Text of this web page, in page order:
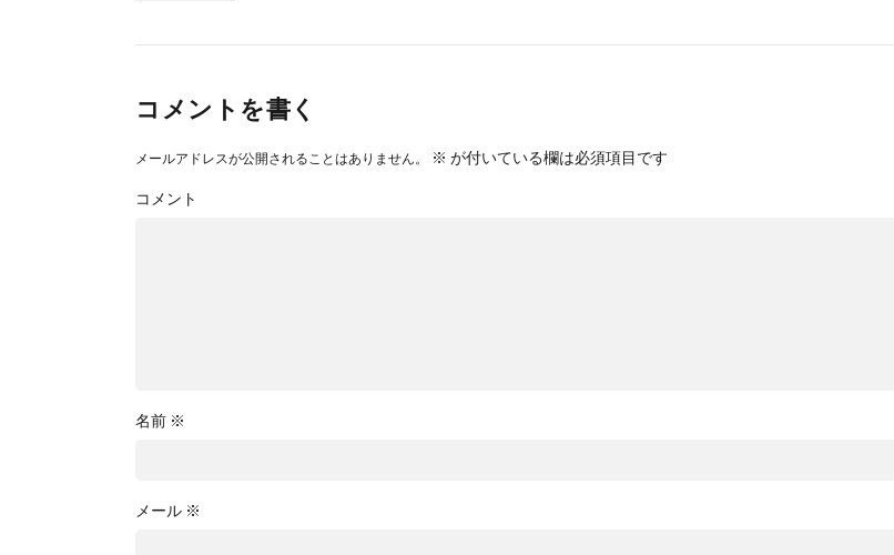
コメントを書く
メールアドレスが公開されることはありません。 ※ が付いている欄は必須項目です
コメント
名前 ※
メール ※